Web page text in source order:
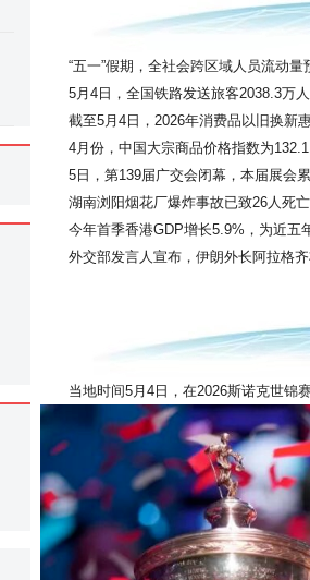
“五一”假期，全社会跨区域人员流动量
5月4日，全国铁路发送旅客2038.3万人
截至5月4日，2026年消费品以旧换新惠
4月份，中国大宗商品价格指数为132.1
5日，第139届广交会闭幕，本届展会累
湖南浏阳烟花厂爆炸事故已致26人死亡
今年首季香港GDP增长5.9%，为近五年
外交部发言人宣布，伊朗外长阿拉格齐
当地时间5月4日，在2026斯诺克世锦